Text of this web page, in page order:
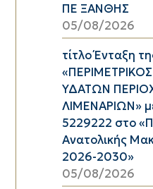
ΠΕ ΞΑΝΘΗΣ
05/08/2026
τίτλο Ένταξη
ΥΔΑΤΩΝ
ΛΙΜΕΝΑΡΙΩΝ»
5229222 στο
Ανατολικής
2026-2030»
05/08/2026